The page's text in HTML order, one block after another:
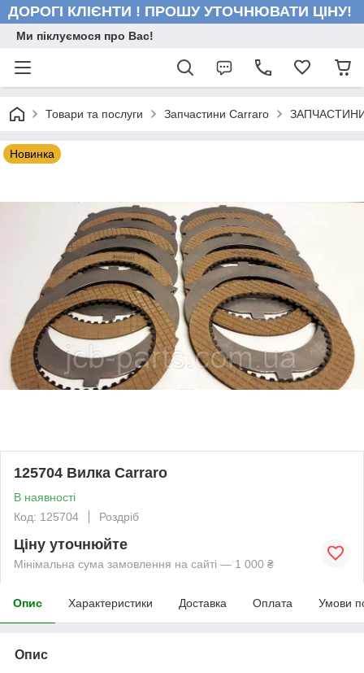
ДОРОГІ КЛІЄНТИ ! ПРОШУ УТОЧНЮВАТИ ЦІНУ!
Ми піклуємося про Вас!
Товари та послуги Запчастини Carraro ЗАПЧАСТИНИ
Новинка
125704 Вилка Carraro
В наявності
Код: 125704
Роздріб
Ціну уточнюйте
Мінімальна сума замовлення на сайті — 1 000 ₴
Опис Характеристики Доставка Оплата Умови
Опис